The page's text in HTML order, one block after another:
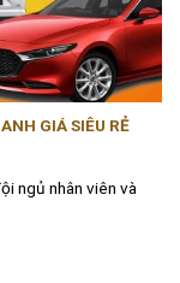
GIÁ SIÊU RẺ
ngủ nhân viên và